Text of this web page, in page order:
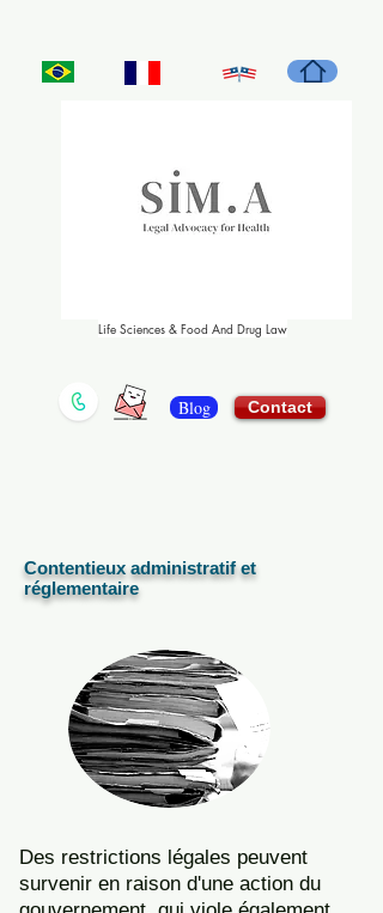
Life Sciences & Food And Drug Law
Blog Contact
Contentieux administratif et
réglementaire
Des restrictions légales peuvent
survenir en raison d'une action du